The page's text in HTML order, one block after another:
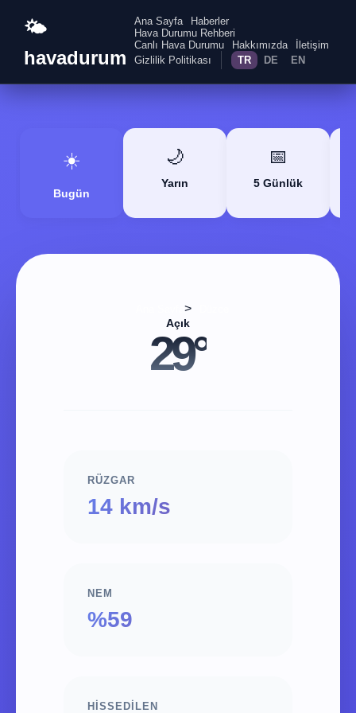
🌤️
havadurum
Ana Sayfa
Haberler
Hava Durumu Rehberi
Canlı Hava Durumu
Hakkımızda
İletişim
Gizlilik Politikası
TR DE EN
☀️
Bugün
🌙
Yarın
📅
5 Günlük
>
Açık
29°
RÜZGAR
14 km/s
NEM
%59
HISSEDILEN